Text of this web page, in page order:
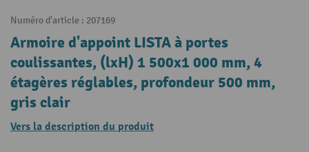
Numéro d'article : 207169
Armoire d'appoint LISTA à portes
coulissantes, (lxH) 1 500x1 000 mm, 4
étagères réglables, profondeur 500 mm,
gris clair
Vers la description du produit